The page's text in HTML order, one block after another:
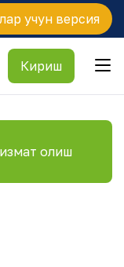
учун версия
Кириш
олиш